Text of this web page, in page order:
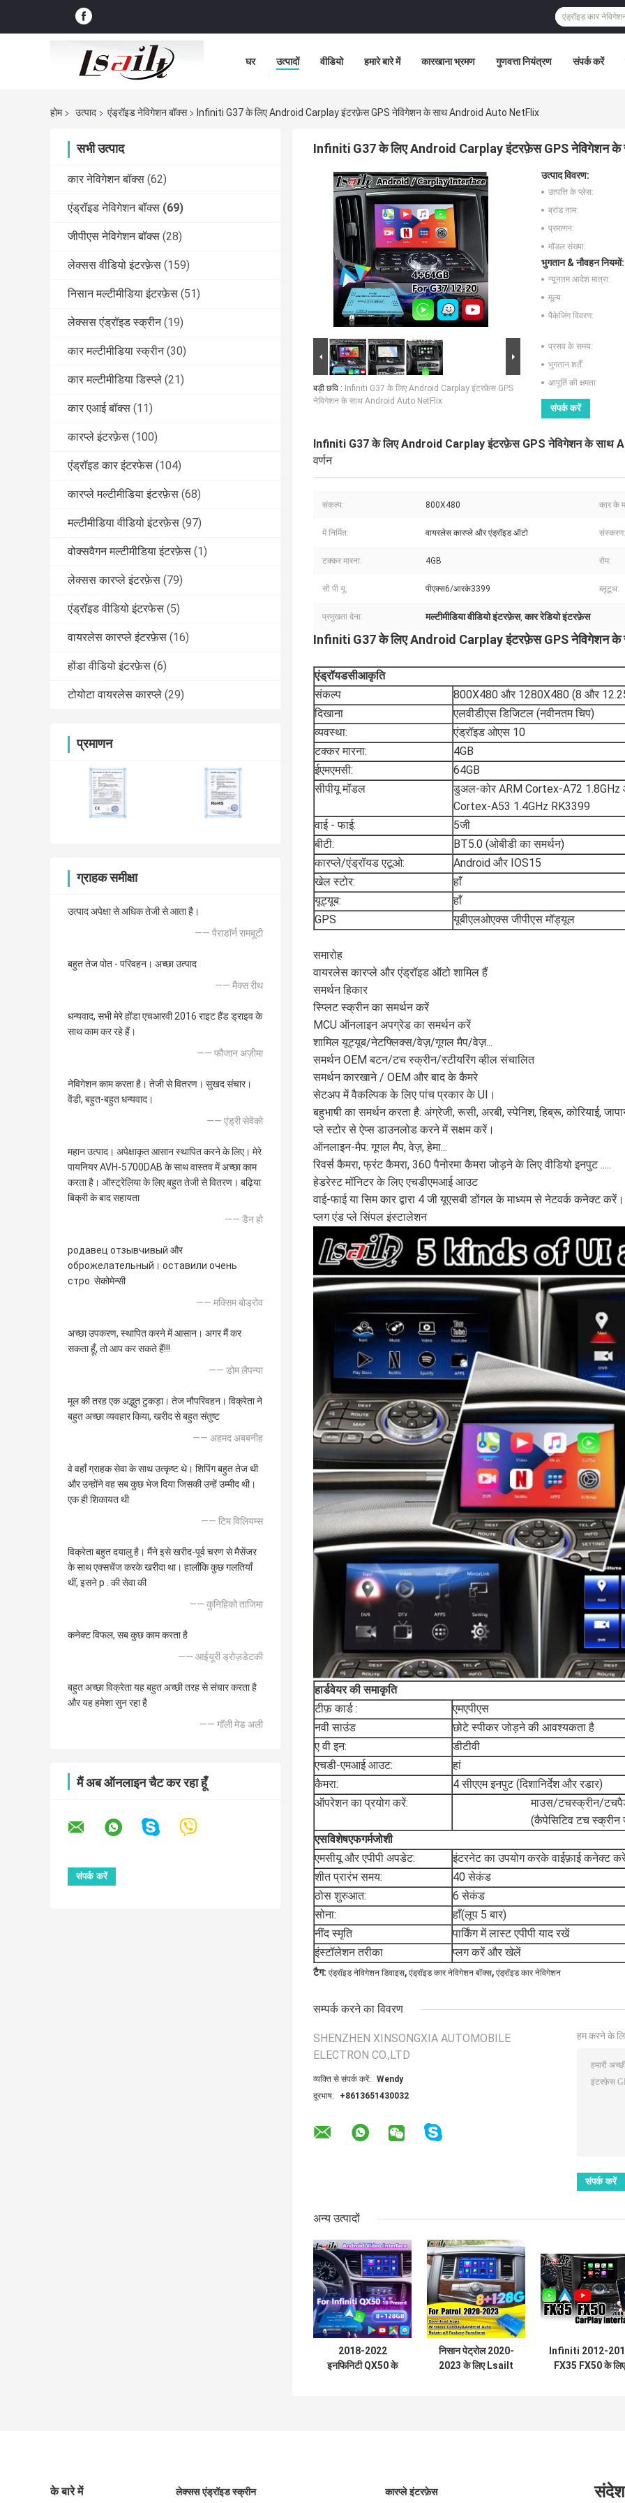
घर उत्पादों वीडियो हमारे बारे में कारखाना भ्रमण गुणवत्ता नियंत्रण संपर्क करें
होम उत्पाद एंड्रॉइड नेविगेशन बॉक्स Infiniti G37 के लिए Android Carplay इंटरफ़ेस GPS नेविगेशन के साथ Android Auto NetFlix
सभी उत्पाद
कार नेविगेशन बॉक्स (62)
एंड्रॉइड नेविगेशन बॉक्स (69)
जीपीएस नेविगेशन बॉक्स (28)
लेक्सस वीडियो इंटरफ़ेस (159)
निसान मल्टीमीडिया इंटरफ़ेस (51)
लेक्सस एंड्रॉइड स्क्रीन (19)
कार मल्टीमीडिया स्क्रीन (30)
कार मल्टीमीडिया डिस्प्ले (21)
कार एआई बॉक्स (11)
कारप्ले इंटरफ़ेस (100)
एंड्रॉइड कार इंटरफेस (104)
कारप्ले मल्टीमीडिया इंटरफ़ेस (68)
मल्टीमीडिया वीडियो इंटरफ़ेस (97)
वोक्सवैगन मल्टीमीडिया इंटरफ़ेस (1)
लेक्सस कारप्ले इंटरफ़ेस (79)
एंड्रॉइड वीडियो इंटरफेस (5)
वायरलेस कारप्ले इंटरफ़ेस (16)
होंडा वीडियो इंटरफ़ेस (6)
टोयोटा वायरलेस कारप्ले (29)
प्रमाणन
ग्राहक समीक्षा
उत्पाद अपेक्षा से अधिक तेजी से आता है।
—— पैराडॉर्न रामबूटी
बहुत तेज पोत - परिवहन। अच्छा उत्पाद
—— मैक्स रीथ
धन्यवाद, सभी मेरे होंडा एचआरवी 2016 राइट हैंड ड्राइव के
साथ काम कर रहे हैं।
—— फौजान अज़ीमा
नेविगेशन काम करता है। तेजी से वितरण। सुखद संचार।
वेंडी, बहुत-बहुत धन्यवाद।
—— एंड्री सेवेंको
महान उत्पाद। अपेक्षाकृत आसान स्थापित करने के लिए। मेरे
पायनियर AVH-5700DAB के साथ वास्तव में अच्छा काम
करता है। ऑस्ट्रेलिया के लिए बहुत तेजी से वितरण। बढ़िया
बिक्री के बाद सहायता
—— डैन हो
родавец отзывчивый और
оброжелательный। оставили очень
стро. सेकोमेन्सी
—— मक्सिम बोड्रोव
अच्छा उपकरण, स्थापित करने में आसान। अगर मैं कर
सकता हूँ, तो आप कर सकते हैं!!!
—— डोम लैपन्या
मूल की तरह एक अद्भुत टुकड़ा। तेज नौपरिवहन। विक्रेता ने
बहुत अच्छा व्यवहार किया, खरीद से बहुत संतुष्ट
—— अहमद अबबनीह
वे वहाँ ग्राहक सेवा के साथ उत्कृष्ट थे। शिपिंग बहुत तेज थी
और उन्होंने वह सब कुछ भेज दिया जिसकी उन्हें उम्मीद थी।
एक ही शिकायत थी
—— टिम विलियम्स
विक्रेता बहुत दयालु है। मैंने इसे खरीद-पूर्व चरण से मैसेंजर
के साथ एक्सचेंज करके खरीदा था। हालाँकि कुछ गलतियाँ
थीं, इसने p . की सेवा की
—— कुनिहिको ताजिमा
कनेक्ट विफल, सब कुछ काम करता है
—— आईयूरी ड्रोज़डेटकी
बहुत अच्छा विक्रेता यह बहुत अच्छी तरह से संचार करता है
और यह हमेशा सुन रहा है
—— गॉली मेड अली
मैं अब ऑनलाइन चैट कर रहा हूँ
Infiniti G37 के लिए Android Carplay इंटरफ़ेस GPS नेविगेशन
बड़ी छवि : Infiniti G37 के लिए Android Carplay इंटरफ़ेस GPS
नेविगेशन के साथ Android Auto NetFlix
उत्पाद विवरण:
उत्पत्ति के प्लेस:
ब्रांड नाम:
प्रमाणन:
मॉडल संख्या:
भुगतान & नौवहन नियमों:
न्यूनतम आदेश मात्रा:
मूल्य:
पैकेजिंग विवरण:
प्रसव के समय:
भुगतान शर्तें:
आपूर्ति की क्षमता:
संपर्क करें
Infiniti G37 के लिए Android Carplay इंटरफ़ेस GPS नेविगेशन के साथ
वर्णन
संकल्प: 800X480 कार के
में निर्मित: वायरलेस कारप्ले और एंड्रॉइड ऑटो संस्करण:
टक्कर मारना: 4GB रोम:
सी पी यू: पीएक्स6/आरके3399 ब्लूटूथ:
प्रमुखता देना: मल्टीमीडिया वीडियो इंटरफ़ेस,कार रेडियो इंटरफ़ेस
Infiniti G37 के लिए Android Carplay इंटरफ़ेस GPS नेविगेशन
एंड्रॉयडसीआकृति
संकल्प
800X480 और 1280X480 (8 और
दिखाना
एलवीडीएस डिजिटल (नवीनतम चिप)
व्यवस्था:
एंड्रॉइड ओएस 10
टक्कर मारना:
4GB
ईएमएमसी:
64GB
सीपीयू मॉडल
डुअल-कोर ARM Cortex-A72 1.8GHz
Cortex-A53 1.4GHz RK3399
वाई - फाई:
5जी
बीटी:
BT5.0 (ओबीडी का समर्थन)
कारप्ले/एंड्रॉयड एटूओ:
Android और IOS15
खेल स्टोर:
हाँ
यूट्यूब:
हाँ
GPS
यूबीएलओएक्स जीपीएस मॉड्यूल
समारोह
वायरलेस कारप्ले और एंड्रॉइड ऑटो शामिल हैं
समर्थन हिकार
स्प्लिट स्क्रीन का समर्थन करें
MCU ऑनलाइन अपग्रेड का समर्थन करें
शामिल यूट्यूब/नेटफ्लिक्स/वेज़/गूगल मैप/वेज़...
समर्थन OEM बटन/टच स्क्रीन/स्टीयरिंग व्हील संचालित
समर्थन कारखाने / OEM और बाद के कैमरे
सेटअप में वैकल्पिक के लिए पांच प्रकार के UI।
बहुभाषी का समर्थन करता है: अंग्रेजी, रूसी, अरबी, स्पेनिश, हिब्रू, कोरियाई,
प्ले स्टोर से ऐप्स डाउनलोड करने में सक्षम करें।
ऑनलाइन-मैप: गूगल मैप, वेज़, हेमा...
रिवर्स कैमरा, फ्रंट कैमरा, 360 पैनोरमा कैमरा जोड़ने के लिए वीडियो इनपुट .....
हेडरेस्ट मॉनिटर के लिए एचडीएमआई आउट
वाई-फाई या सिम कार द्वारा 4 जी यूएसबी डोंगल के माध्यम से नेटवर्क कनेक्ट करें।
प्लग एंड प्ले सिंपल इंस्टालेशन
हार्डवेयर की समाकृति
टीफ़ कार्ड :
एमएपीएस
नवी साउंड
छोटे स्पीकर जोड़ने की आवश्यकता है
ए वी इन:
डीटीवी
एचडी-एमआई आउट:
हां
कैमरा:
4 सीएएम इनपुट (दिशानिर्देश और रडार)
ऑपरेशन का प्रयोग करें:
माउस/टचस्क्रीन/
(कैपेसिटिव टच स्क्रीन
एसविशेषएफगर्मजोशी
एमसीयू और एपीपी अपडेट:
इंटरनेट का उपयोग करके वाईफ़ाई कनेक्ट
शीत प्रारंभ समय:
40 सेकंड
ठोस शुरुआत:
6 सेकंड
सोना:
हाँ(लूप 5 बार)
नींद स्मृति
पार्किंग में लास्ट एपीपी याद रखें
इंस्टॉलेशन तरीका
प्लग करें और खेलें
टैग: एंड्रॉइड नेविगेशन डिवाइस, एंड्रॉइड कार नेविगेशन बॉक्स, एंड्रॉइड कार नेविगेशन
सम्पर्क करने का विवरण
SHENZHEN XINSONGXIA AUTOMOBILE
ELECTRON CO.,LTD
व्यक्ति से संपर्क करें:
Wendy
दूरभाष:
+8613651430032
हम करने के
अन्य उत्पादों
2018-2022
इनफिनिटी QX50 के
निसान पेट्रोल 2020-
2023 के लिए Lsailt
Infiniti 2012-
FX35 FX50 के लिए
के बारे में लेक्सस एंड्रॉइड स्क्रीन कारप्ले इंटरफ़ेस संदेश